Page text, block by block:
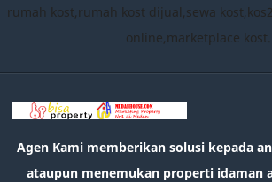
rumah kost,rumah kost dijual,sewa
online,marketplace kost.
Agen Kami memberikan solusi kepada
ataupun menemukan properti idaman